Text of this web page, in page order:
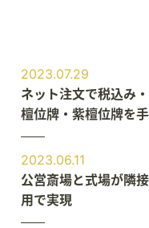
2023.07.29
ネット注文で税込み
檀位牌・紫檀位牌を
2023.06.11
公営斎場と式場が隣
用で実現